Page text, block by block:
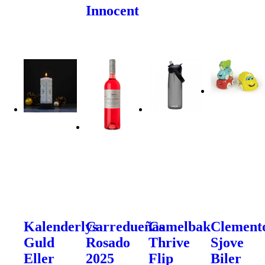
Innocent
Kalenderlys
Guld
Eller
Carredueñas
Rosado
2025
Camelbak
Thrive
Flip
Sjove
Biler